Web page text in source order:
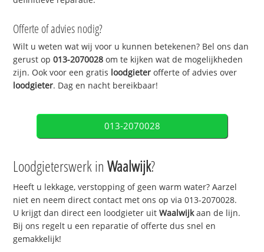
Offerte of advies nodig?
Wilt u weten wat wij voor u kunnen betekenen? Bel ons dan
gerust op013-2070028 om te kijken wat de mogelijkheden
zijn. Ook voor een gratis loodgieter offerte of advies over
loodgieter. Dag en nacht bereikbaar!
013-2070028
Loodgieterswerk inWaalwijk?
Heeft u lekkage, verstopping of geen warm water? Aarzel
niet en neem direct contact met ons op via 013-2070028.
U krijgt dan direct een loodgieter uitWaalwijkaan de lijn.
Bij ons regelt u een reparatie of offerte dus snel en
gemakkelijk!